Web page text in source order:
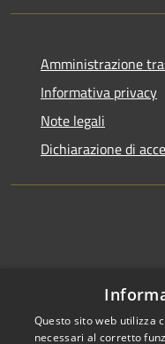
Amministrazione
Informativa privacy
Note legali
Dichiarazione di
Questo sito web utilizza
necessari al corretto